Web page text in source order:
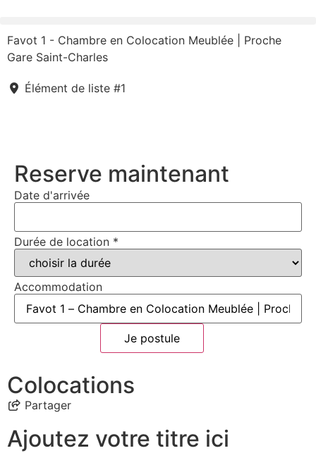
Favot 1 - Chambre en Colocation Meublée | Proche
Gare Saint-Charles
Élément de liste #1
Reserve maintenant
Date d'arrivée
Durée de location *
Accommodation
Je postule
Colocations
Partager
Ajoutez votre titre ici